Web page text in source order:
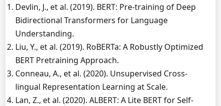
Devlin, J., et al. (2019). BERT: Pre-training of Deep
Bidirectional Transformers for Language
Understanding.
Liu, Y., et al. (2019). RoBERTa: A Robustly Optimized
BERT Pretraining Approach.
Conneau, A., et al. (2020). Unsupervised Cross-
lingual Representation Learning at Scale.
Lan, Z., et al. (2020). ALBERT: A Lite BERT for Self-